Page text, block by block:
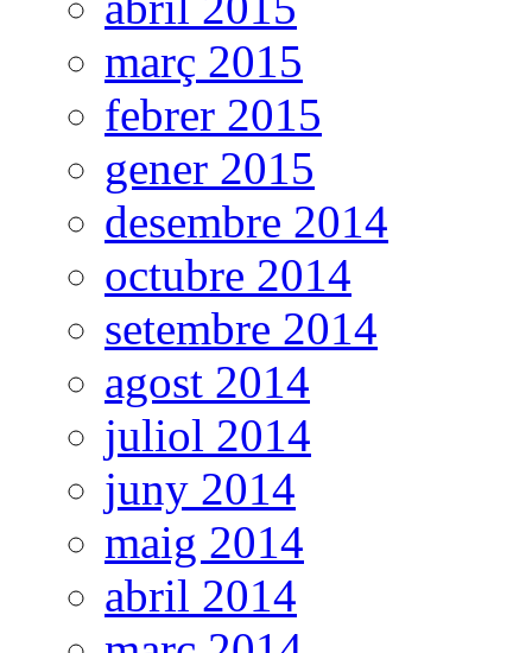
març 2015
febrer 2015
gener 2015
desembre 2014
octubre 2014
setembre 2014
agost 2014
juliol 2014
juny 2014
maig 2014
abril 2014